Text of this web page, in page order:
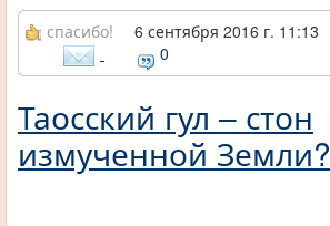
спасибо! 6 сентября 2016 г. 11:13
0
Таосский гул – стон
измученной Земли?